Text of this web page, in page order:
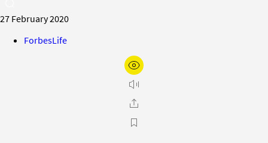
27 February 2020
ForbesLife